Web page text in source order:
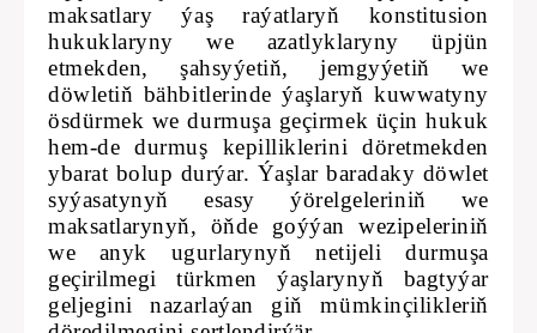
maksatlary ýaş raýatlaryň konstitusion
hukuklaryny we azatlyklaryny üpjün
etmekden, şahsyýetiň, jemgyýetiň we
döwletiň bähbitlerinde ýaşlaryň kuwwatyny
ösdürmek we durmuşa geçirmek üçin hukuk
hem-de durmuş kepilliklerini döretmekden
ybarat bolup durýar. Ýaşlar baradaky döwlet
syýasatynyň esasy ýörelgeleriniň we
maksatlarynyň, öňde goýýan wezipeleriniň
we anyk ugurlarynyň netijeli durmuşa
geçirilmegi türkmen ýaşlarynyň bagtyýar
geljegini nazarlaýan giň mümkinçilikleriň